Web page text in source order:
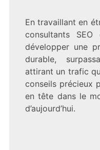
En travaillant en
consultants
développer une
durable,
attirant un trafic
conseils précieux
en tête dans le
d’aujourd’hui.